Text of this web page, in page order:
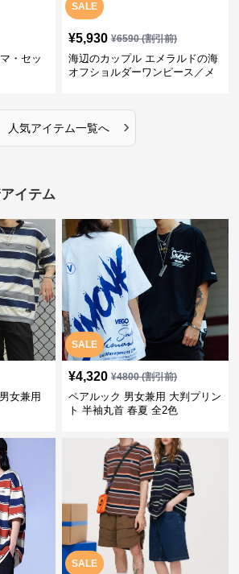
・セッ
SALE
¥5,930 ¥6590(割引前)
海辺のカップル エメラルドの海
オフショルダーワンピース／メ
人気アイテム一覧へ ›
イテム
女兼用
SALE
¥4,320 ¥4800(割引前)
ペアルック 男女兼用 大判プリン
ト 半袖丸首 春夏 全2色
SALE